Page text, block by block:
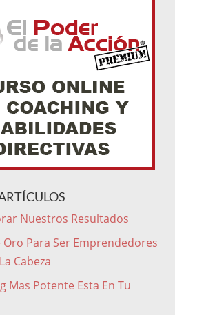
Nuestros Resultados
Oro Para Ser Emprendedores
Cabeza
Mas Potente Esta En Tu